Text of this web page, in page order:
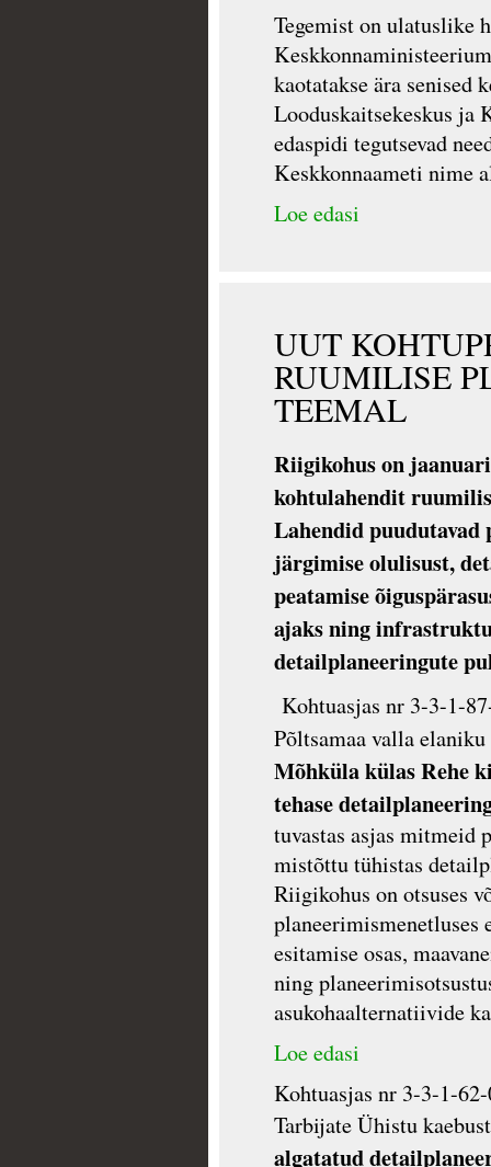
Tegemist on ulatuslike
kaotatakse ära senised
Looduskaitsekeskus ja
edaspidi tegutsevad
Keskkonnaameti nime
Loe edasi
UUT
RUUMILISE
TEEMAL
Riigikohus on
kohtulahendit
Lahendid puudutavad
järgimise olulisust,
peatamise
ajaks ning
detailplaneeringute
Kohtuasjas nr 3-3-1-
Põltsamaa valla
Mõhküla külas Rehe
tehase
tuvastas asjas mitmeid
mistõttu tühistas
Riigikohus on otsuses
planeerimismenetluses
esitamise osas,
ning
asukohaalternatiivide
Loe edasi
Kohtuasjas nr 3-3-1-
Tarbijate Ühistu
algatatud